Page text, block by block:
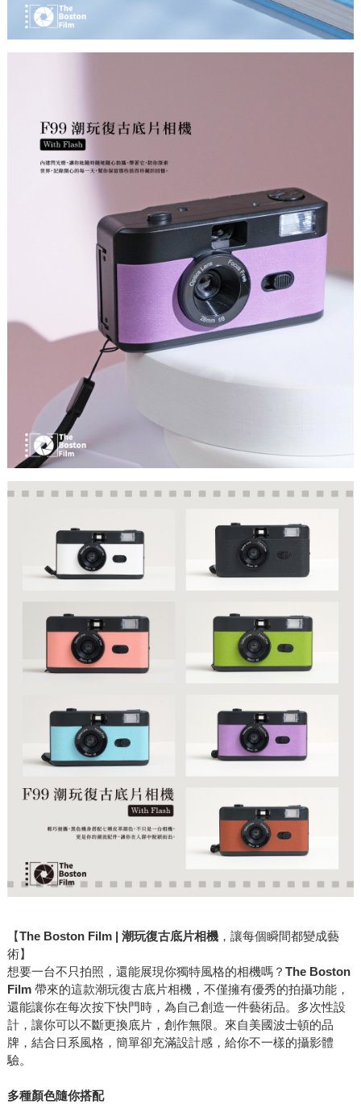
【The Boston Film | 潮玩復古底片相機，讓每個瞬間都變成藝
術】
想要一台不只拍照，還能展現你獨特風格的相機嗎？ The Boston
Film帶來的這款潮玩復古底片相機，不僅擁有優秀的拍攝功能，
還能讓你在每次按下快門時，為自己創造一件藝術品。多次性設
計，讓你可以不斷更換底片，創作無限。來自美國波士頓的品
牌，結合日系風格，簡單卻充滿設計感，給你不一樣的攝影體
驗。
多種顏色隨你搭配